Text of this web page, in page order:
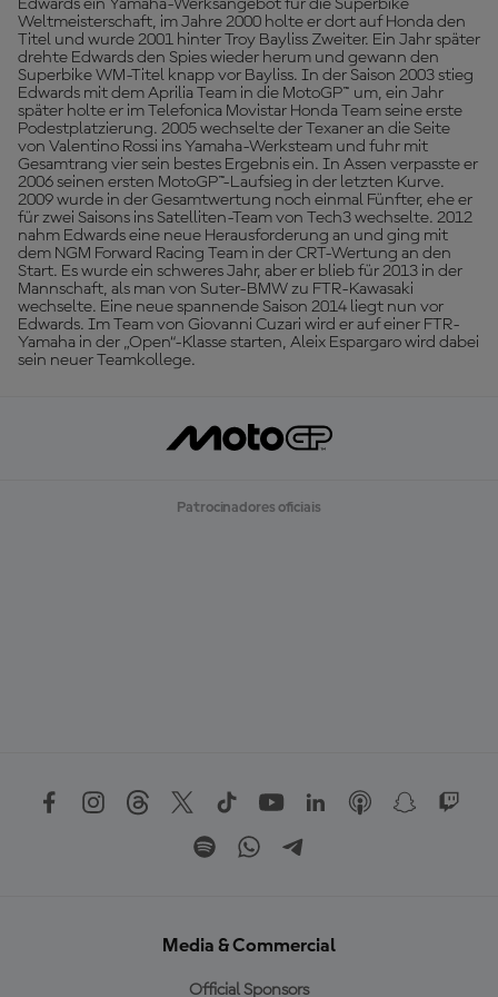
Edwards ein Yamaha-Werksangebot für die Superbike
Weltmeisterschaft, im Jahre 2000 holte er dort auf Honda den
Titel und wurde 2001 hinter Troy Bayliss Zweiter. Ein Jahr später
drehte Edwards den Spies wieder herum und gewann den
Superbike WM-Titel knapp vor Bayliss. In der Saison 2003 stieg
Edwards mit dem Aprilia Team in die MotoGP™ um, ein Jahr
später holte er im Telefonica Movistar Honda Team seine erste
Podestplatzierung. 2005 wechselte der Texaner an die Seite
von Valentino Rossi ins Yamaha-Werksteam und fuhr mit
Gesamtrang vier sein bestes Ergebnis ein. In Assen verpasste er
2006 seinen ersten MotoGP™-Laufsieg in der letzten Kurve.
2009 wurde in der Gesamtwertung noch einmal Fünfter, ehe er
für zwei Saisons ins Satelliten-Team von Tech3 wechselte. 2012
nahm Edwards eine neue Herausforderung an und ging mit
dem NGM Forward Racing Team in der CRT-Wertung an den
Start. Es wurde ein schweres Jahr, aber er blieb für 2013 in der
Mannschaft, als man von Suter-BMW zu FTR-Kawasaki
wechselte. Eine neue spannende Saison 2014 liegt nun vor
Edwards. Im Team von Giovanni Cuzari wird er auf einer FTR-
Yamaha in der „Open“-Klasse starten, Aleix Espargaro wird dabei
sein neuer Teamkollege.
Patrocinadores oficiais
Media & Commercial
Official Sponsors